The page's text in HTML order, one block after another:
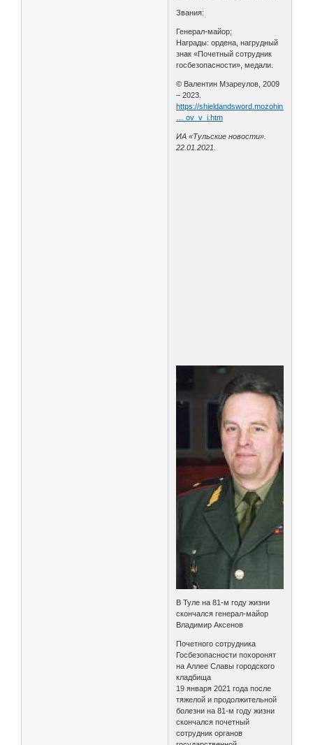
Звания:
Генерал-майор;
Награды: ордена, нагрудный
знак «Почетный сотрудник
госбезопасности», медали.
© Валентин Мзареулов, 2009
– 2023.
https://shieldandsword.mozohin.ru/
… ov_v_i.htm
ИА «Тульские новости».
22.01.2021.
В Туле на 81-м году жизни
скончался генерал-майор
Владимир Аксенов
Почетного сотрудника
Госбезопасности похоронят
на Аллее Славы городского
кладбища
19 января 2021 года после
тяжелой и продолжительной
болезни на 81-м году жизни
скончался почетный
сотрудник органов